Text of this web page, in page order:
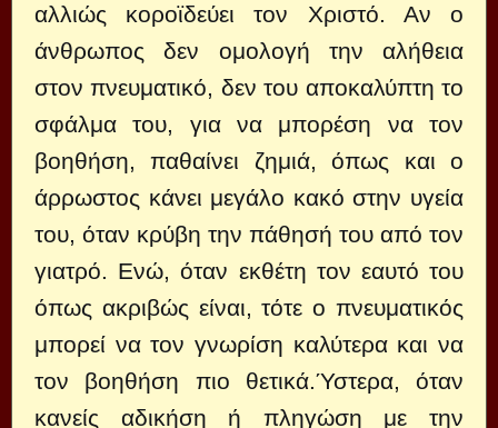
αλλιώς κοροϊδεύει τον Χριστό. Αν ο
άνθρωπος δεν ομολογή την αλήθεια
στον πνευματικό, δεν του αποκαλύπτη το
σφάλμα του, για να μπορέση να τον
βοηθήση, παθαίνει ζημιά, όπως και ο
άρρωστος κάνει μεγάλο κακό στην υγεία
του, όταν κρύβη την πάθησή του από τον
γιατρό. Ενώ, όταν εκθέτη τον εαυτό του
όπως ακριβώς είναι, τότε ο πνευματικός
μπορεί να τον γνωρίση καλύτερα και να
τον βοηθήση πιο θετικά.Ύστερα, όταν
κανείς αδικήση ή πληγώση με την